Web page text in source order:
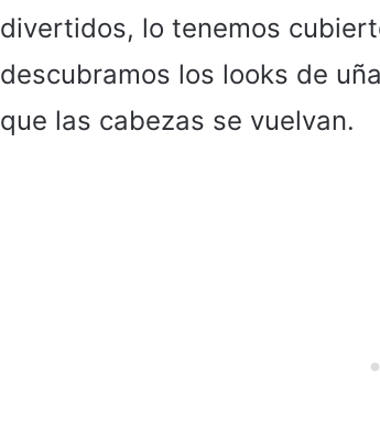
divertidos, lo tenemos
descubramos los looks de
que las cabezas se vuelvan.